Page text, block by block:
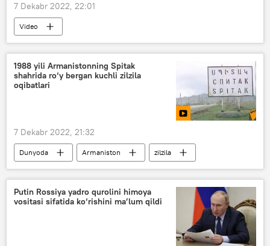
7 Dekabr 2022, 22:01
Video
Rossiya Federal xavfsizlik xizmati (FXX)
AQSh
Rossiya
1988 yili Armanistonning Spitak
shahrida ro‘y bergan kuchli zilzila
oqibatlari
7 Dekabr 2022, 21:32
Dunyoda Armaniston zilzila
Putin Rossiya yadro qurolini himoya
vositasi sifatida ko‘rishini ma’lum qildi